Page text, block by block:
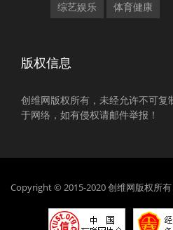
综艺娱乐 体育健康
版权信息
创维网版权所有，未经允许不可复
于网络，如有侵权请邮件举报！
Copyright © 2015-2020 创维网版权所有